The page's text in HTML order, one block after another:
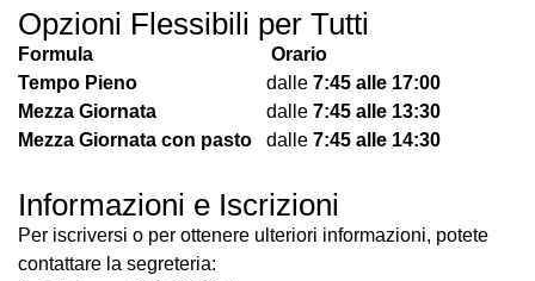
Opzioni Flessibili per Tutti
Formula
Orario
Tempo Pieno
dalle 7:45 alle 17:00
Mezza Giornata
dalle 7:45 alle 13:30
Mezza Giornata con pasto dalle 7:45 alle 14:30
Informazioni e Iscrizioni
Per iscriversi o per ottenere ulteriori informazioni, potete
contattare la segreteria: